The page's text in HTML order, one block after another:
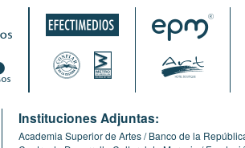
Instituciones Adjuntas:
Academia Superior de Artes Banco de la